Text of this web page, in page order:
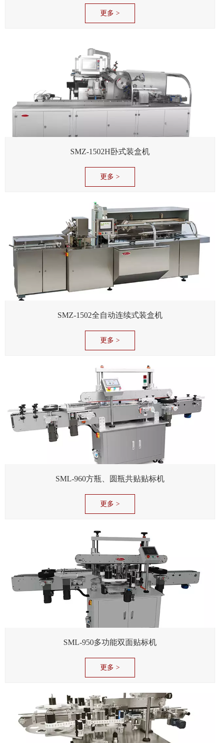
更多 >
SMZ-1502H卧式装盒机
更多 >
SMZ-1502全自动连续式装盒机
更多 >
SML-960方瓶、圆瓶共贴贴标机
更多 >
SML-950多功能双面贴标机
更多 >